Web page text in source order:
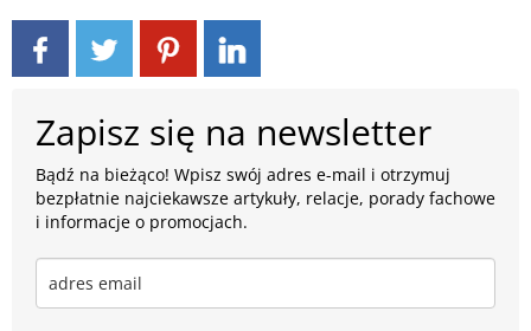
Zapisz się na newsletter
Bądź na bieżąco! Wpisz swój adres e-mail i otrzymuj
bezpłatnie najciekawsze artykuły, relacje, porady fachowe
i informacje o promocjach.